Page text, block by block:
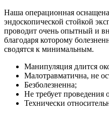
Наша операционная
эндоскопической стойкой
проводит очень опытный и
благодаря которому
сводятся к минимальным.
Манипуляция длится
Малотравматична, не
Безболезненна;
Не требует проведения
Технически